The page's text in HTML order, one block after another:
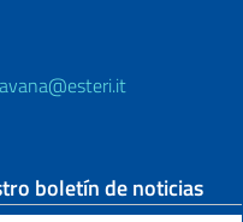
boletín de noticias